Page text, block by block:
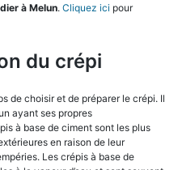
à Melun. Cliquez ici pour
du crépi
de choisir et de préparer le crépi. Il
ayant ses propres
à base de ciment sont les plus
en raison de leur
Les crépis à base de